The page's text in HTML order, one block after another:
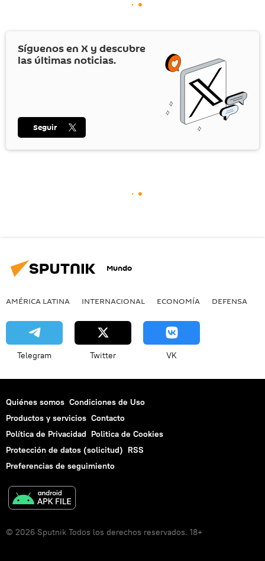
Síguenos en X y descubre
las últimas noticias.
Seguir
Mundo
AMÉRICA LATINA INTERNACIONAL ECONOMÍA DEFENSA
Telegram Twitter VK
Quiénes somos Condiciones de Uso
Productos y servicios Contacto
Política de Privacidad Politica de Cookies
Protección de datos (solicitud) RSS
Preferencias de seguimiento
© 2026 Sputnik Todos los derechos reservados. 18+